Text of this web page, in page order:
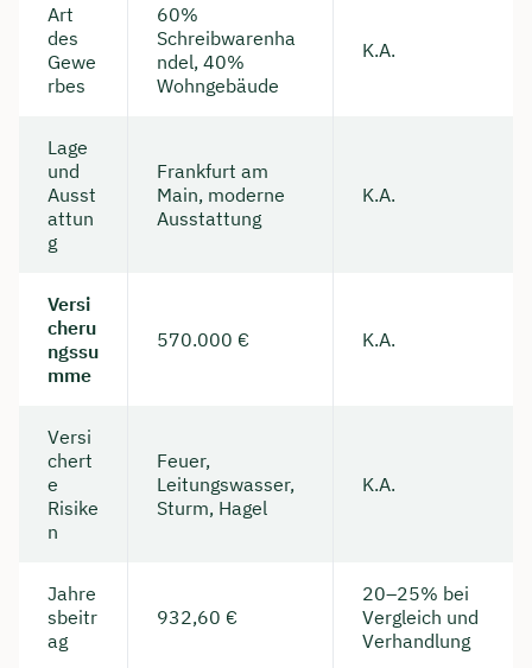
Art
des
Gewe
rbes
60%
Schreibwarenha
ndel, 40%
Wohngebäude
K.A.
Lage
und
Ausst
attun
g
Frankfurt am
Main, moderne
Ausstattung
K.A.
Versi
cheru
ngssu
mme
570.000 € K.A.
Versi
chert
e
Risike
n
Feuer,
Leitungswasser,
Sturm, Hagel
K.A.
Jahre
sbeitr
ag
932,60 €
20–25% bei
Vergleich und
Verhandlung